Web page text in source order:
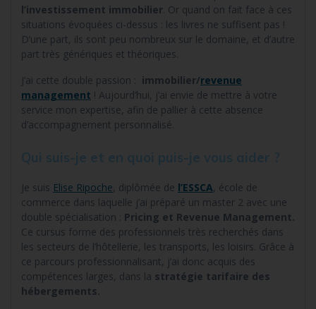
l’investissement immobilier. Or quand on fait face à ces
situations évoquées ci-dessus : les livres ne suffisent pas !
D’une part, ils sont peu nombreux sur le domaine, et d’autre
part très génériques et théoriques.
J’ai cette double passion : immobilier/revenue
management ! Aujourd’hui, j’ai envie de mettre à votre
service mon expertise, afin de pallier à cette absence
d’accompagnement personnalisé.
Je suis Elise Ripoche, diplômée de l’ESSCA, école de
commerce dans laquelle j’ai préparé un master 2 avec une
double spécialisation : Pricing et Revenue Management.
Ce cursus forme des professionnels très recherchés dans
les secteurs de l’hôtellerie, les transports, les loisirs. Grâce à
ce parcours professionnalisant, j’ai donc acquis des
compétences larges, dans la stratégie tarifaire des
hébergements.